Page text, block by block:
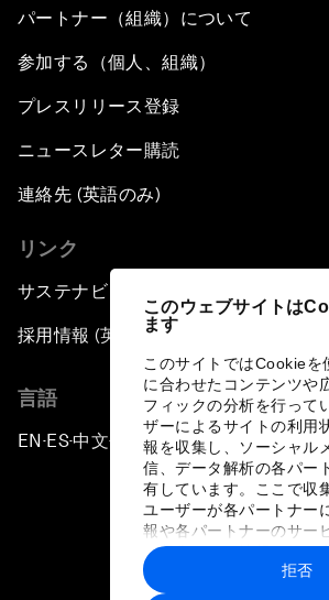
このウェブサイトは
ます
このサイトではCookieを
に合わせたコンテンツや
フィックの分析を行って
ザーによるサイトの利用
報を収集し、ソーシャル
信、データ解析の各パー
有しています。ここで収
ユーザーが各パートナー
報や各パートナーのサー
に収集された情報と組み
トナーによって使用され
す。
拒否
パートナー（組織）について
参加する（個人、組織）
プレスリリース登録
ニュースレター購読
連絡先 (英語のみ)
リンク
サステナビリティへの取り組み
採用情報 (英語のみ)
言語
EN ▪ES▪中文▪ 日本語
プライバシーポリシーと利